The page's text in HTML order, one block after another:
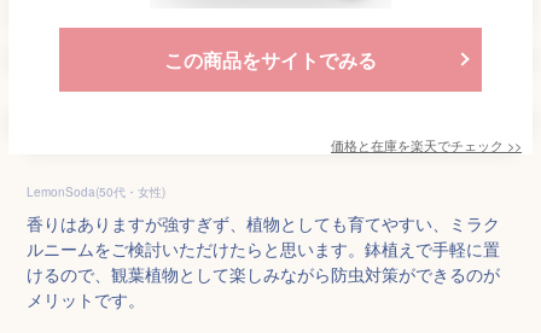
この商品をサイトでみる
価格と在庫を楽天でチェック >>
LemonSoda(50代・女性)
香りはありますが強すぎず、植物としても育てやすい、ミラク
ルニームをご検討いただけたらと思います。鉢植えで手軽に置
けるので、観葉植物として楽しみながら防虫対策ができるのが
メリットです。